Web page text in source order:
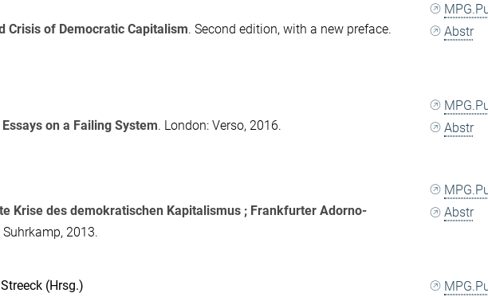
Crisis of Democratic Capitalism. Second edition, with a new preface.
Abstr
on a Failing System. London: Verso, 2016.
Abstr
Krise des demokratischen Kapitalismus ; Frankfurter Adorno-
Suhrkamp, 2013.
Abstr
(Hrsg.)